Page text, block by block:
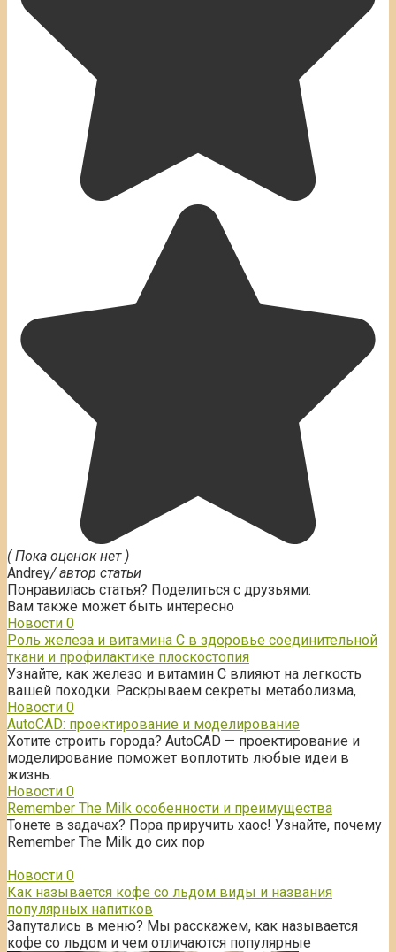
( Пока оценок нет )
Andrey/ автор статьи
Понравилась статья? Поделиться с друзьями:
Вам также может быть интересно
Новости 0
Роль железа и витамина С в здоровье соединительной
ткани и профилактике плоскостопия
Узнайте, как железо и витамин С влияют на легкость
вашей походки. Раскрываем секреты метаболизма,
Новости 0
AutoCAD: проектирование и моделирование
Хотите строить города? AutoCAD — проектирование и
моделирование поможет воплотить любые идеи в
жизнь.
Новости 0
Remember The Milk особенности и преимущества
Тонете в задачах? Пора приручить хаос! Узнайте, почему
Remember The Milk до сих пор
Новости 0
Как называется кофе со льдом виды и названия
популярных напитков
Запутались в меню? Мы расскажем, как называется
кофе со льдом и чем отличаются популярные